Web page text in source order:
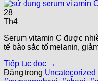
28
Th4
Serum vitamin C được
tế bào sắc tố melanin,
Tiếp tục đọc →
Đăng trong Uncategorized